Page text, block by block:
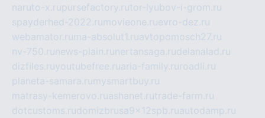
naruto-x.rupursefactory.rutor-lyubov-i-grom.ru
spayderhed-2022.ru movieone.ruevro-dez.ru
webamator.ru ma-absolut1.ruavtopomosch27.ru
nv-750.ru news-plain.ru nertansaga.rudelanalad.ru
dizfiles.ruyoutubefree.ruaria-family.ru roadli.ru
planeta-samara.ru mysmartbuy.ru
matrasy-kemerovo.ruashanet.rutrade-farm.ru
dotcustoms.rudomizbrusa9x12spb.ruautodamp.ru